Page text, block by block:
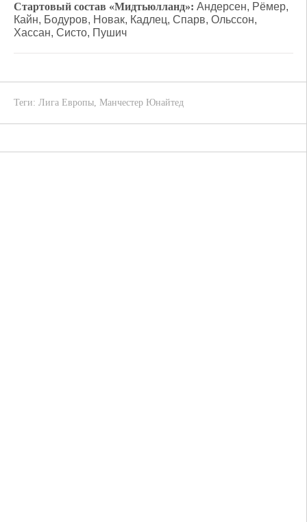
Стартовый состав «Мидтьюлланд»: Андерсен, Рёмер,
Кайн, Бодуров, Новак, Кадлец, Спарв, Ольссон,
Хассан, Систо, Пушич
Теги: Лига Европы, Манчестер Юнайтед